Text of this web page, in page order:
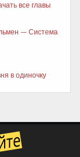
все главы
— Система
в одиночку